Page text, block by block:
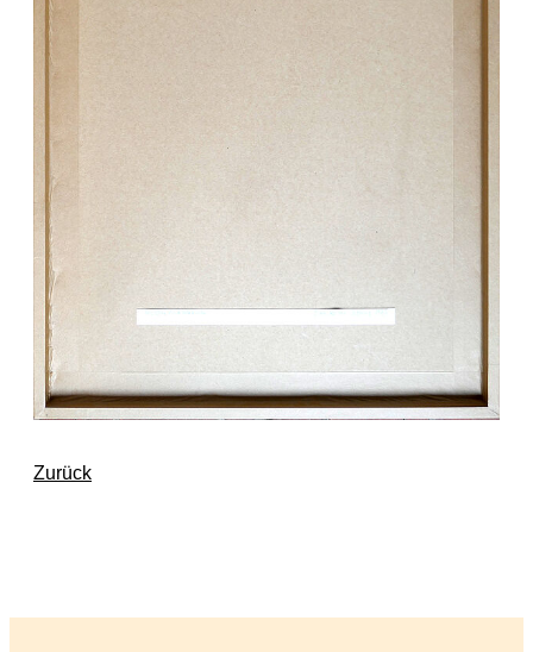
Zurück